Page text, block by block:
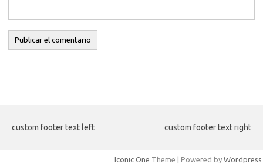
custom footer text left custom footer text right
Iconic One Theme | Powered by Wordpress